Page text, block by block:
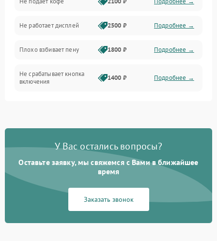
Управление и электроника
Программное обеспечение
Не работает дисплей 2500 ₽ Подробнее →
Плохо взбивает пену 1800 ₽ Подробнее →
Не срабатывает кнопка
включения
1400 ₽ Подробнее →
Постоянные сбои в работе 1500 ₽ Подробнее →
У Вас остались вопросы?
Оставьте заявку, мы свяжемся с Вами в ближайшее
время
Заказать звонок